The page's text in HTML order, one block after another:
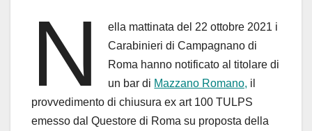
N
ella mattinata del 22 ottobre 2021 i
Carabinieri di Campagnano di
Roma hanno notificato al titolare di
un bar di Mazzano Romano, il
provvedimento di chiusura ex art 100 TULPS
emesso dal Questore di Roma su proposta della